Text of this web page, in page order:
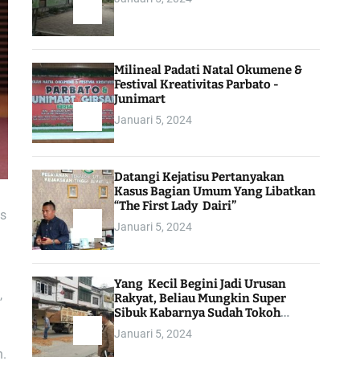
Milineal Padati Natal Okumene &
Festival Kreativitas Parbato -
Junimart
Januari 5, 2024
Datangi Kejatisu Pertanyakan
Kasus Bagian Umum Yang Libatkan
“The First Lady Dairi”
Januari 5, 2024
Yang Kecil Begini Jadi Urusan
Rakyat, Beliau Mungkin Super
Sibuk Kabarnya Sudah Tokoh
Indonesia
Januari 5, 2024